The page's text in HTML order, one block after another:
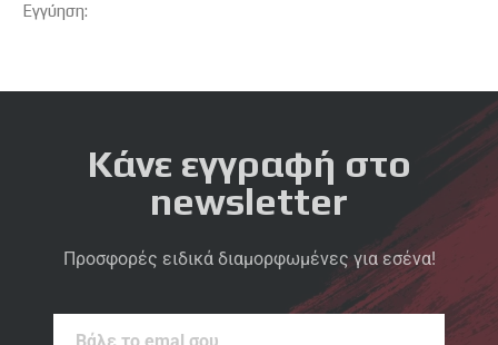
Εγγύηση:
Κάνε εγγραφή στο
newsletter
Προσφορές ειδικά διαμορφωμένες για εσένα!